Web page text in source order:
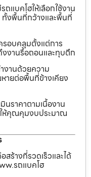
ถแบคโฮให้เลือกใช้งาน
ทั้งพื้นที่กว้างและพื้นที่
รอบคลุมตั้งแต่การ
งงานรื้อถอนและทุบตึก
งานด้วยความ
หายต่อพื้นที่ข้างเคียง
มินราคาตามเนื้องาน
ให้คุณคุมงบประมาณ
ร้างที่รวดเร็วและได้
รถแบคโฮ